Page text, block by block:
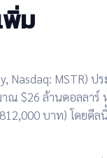
พิ่ม
Nasdaq: MSTR) ปร
าณ $26 ล้านดอลลาร์
บาท) โดยดีล